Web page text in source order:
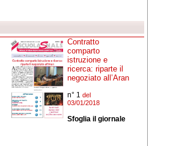
Contratto
comparto
istruzione e
ricerca: riparte il
negoziato all’Aran
n° 1 del
03/01/2018
Sfoglia il giornale